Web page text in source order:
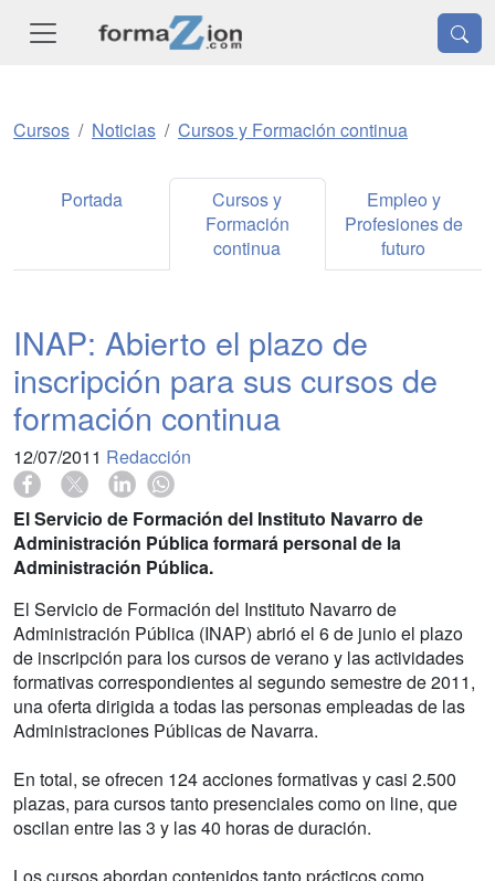
Cursos Noticias Cursos y Formación continua
Portada
Cursos y
Formación
continua
Empleo y
Profesiones de
futuro
INAP: Abierto el plazo de
inscripción para sus cursos de
formación continua
12/07/2011 Redacción
El Servicio de Formación del Instituto Navarro de
Administración Pública formará personal de la
Administración Pública.
El Servicio de Formación del Instituto Navarro de
Administración Pública (INAP) abrió el 6 de junio el plazo
de inscripción para los cursos de verano y las actividades
formativas correspondientes al segundo semestre de 2011,
una oferta dirigida a todas las personas empleadas de las
Administraciones Públicas de Navarra.
En total, se ofrecen 124 acciones formativas y casi 2.500
plazas, para cursos tanto presenciales como on line, que
oscilan entre las 3 y las 40 horas de duración.
Los cursos abordan contenidos tanto prácticos como